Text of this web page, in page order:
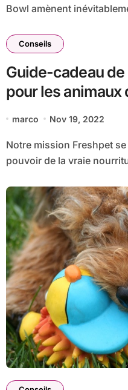
Bowl amènent
Conseils
Guide-cadeau
pour les animaux
marco Nov 19, 2022
Notre mission Freshpet se consacre à apporter le
pouvoir de la vraie